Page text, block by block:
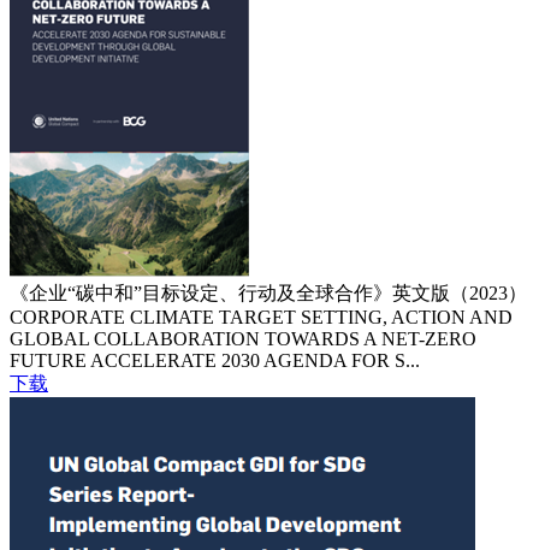
《企业“碳中和”目标设定、行动及全球合作》英文版（2023）
CORPORATE CLIMATE TARGET SETTING, ACTION AND
GLOBAL COLLABORATION TOWARDS A NET-ZERO
FUTURE ACCELERATE 2030 AGENDA FOR S...
下载